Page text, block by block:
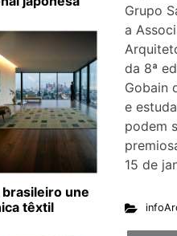
Grupo
a
da 8ª
Gobain
e
podem
15 de
une
têxtil